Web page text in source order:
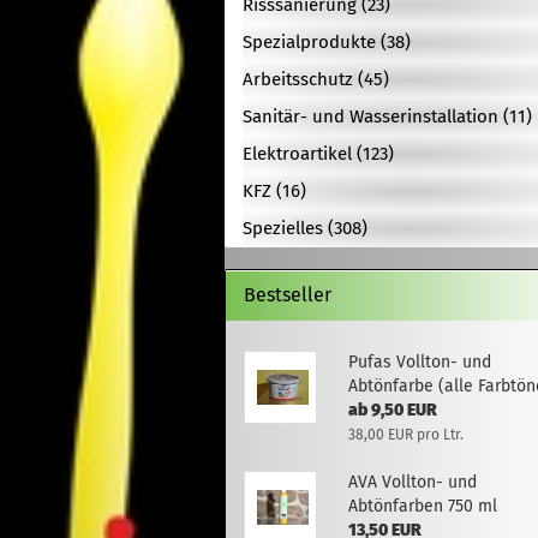
Risssanierung (23)
Spezialprodukte (38)
Arbeitsschutz (45)
Sanitär- und Wasserinstallation (11)
Elektroartikel (123)
KFZ (16)
Spezielles (308)
Bestseller
Pufas Vollton- und
Abtönfarbe (alle
ab 9,50 EUR
38,00 EUR pro Ltr.
AVA Vollton- und
Abtönfarben 750 ml
13,50 EUR